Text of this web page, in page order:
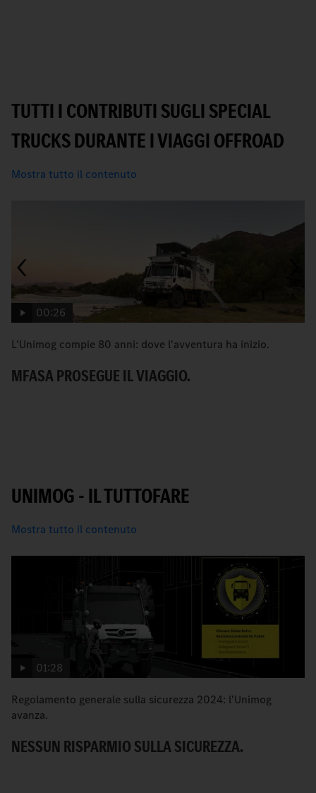
TUTTI I CONTRIBUTI SUGLI SPECIAL
TRUCKS DURANTE I VIAGGI OFFROAD
Mostra tutto il contenuto
00:26
L'Unimog compie 80 anni: dove l'avventura ha inizio.
MFASA PROSEGUE IL VIAGGIO.
UNIMOG - IL TUTTOFARE
Mostra tutto il contenuto
01:28
Regolamento generale sulla sicurezza 2024: l'Unimog
avanza.
NESSUN RISPARMIO SULLA SICUREZZA.